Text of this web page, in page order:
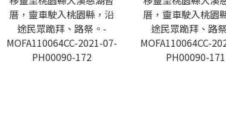
厝，靈車駛入桃園縣，沿
途民眾跪拜、路祭。-
MOFA110064CC-2021-07-
PH00090-172
厝，靈車駛入桃園
途民眾跪拜、路
MOFA110064CC-
PH00090-171